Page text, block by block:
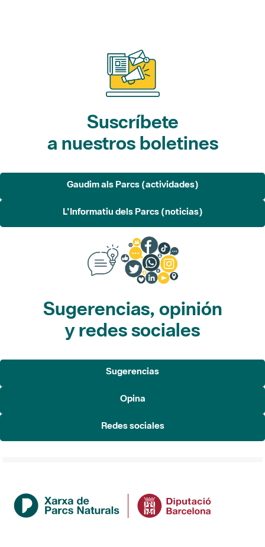
Suscríbete
a nuestros boletines
Gaudim als Parcs (actividades)
L'Informatiu dels Parcs (noticias)
Sugerencias, opinión
y redes sociales
Sugerencias
Opina
Redes sociales